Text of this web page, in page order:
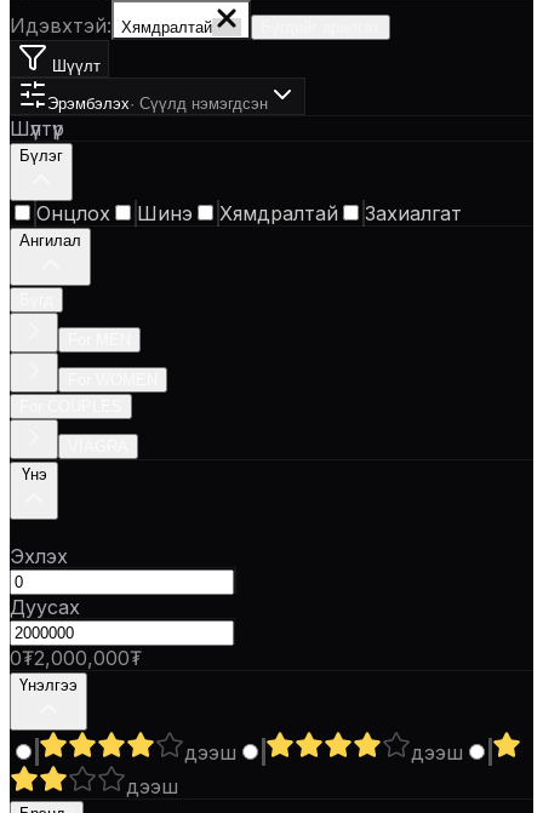
Идэвхтэй: Хямдралтай
Шүүлт
Эрэмбэлэх· Сүүлд нэмэгдсэн
Шүүлтүүр
Бүлэг
Онцлох Шинэ Хямдралтай Захиалгат
Ангилал
Үнэ
Эхлэх
Дуусах
0₮2,000,000₮
Үнэлгээ
дээш
дээш
дээш